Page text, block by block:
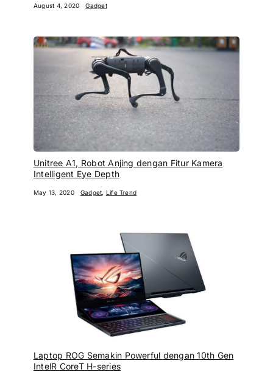
August 4, 2020 Gadget
Unitree A1, Robot Anjing dengan Fitur Kamera
Intelligent Eye Depth
May 13, 2020 Gadget, Life Trend
Laptop ROG Semakin Powerful dengan 10th Gen
IntelR CoreT H-series